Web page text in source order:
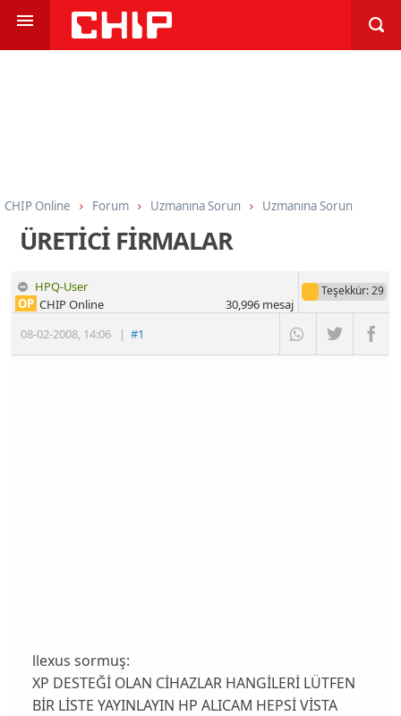
CHIP Online Forum Uzmanına Sorun Uzmanına Sorun
ÜRETİCİ FİRMALAR
HPQ-User
08-02-2008, 14:06 |#1
OP CHIP Online
Teşekkür: 29
30,996mesaj
llexus sormuş:
XP DESTEĞİ OLAN CİHAZLAR HANGİLERİ LÜTFEN
BİR LİSTE YAYINLAYIN HP ALICAM HEPSİ VİSTA